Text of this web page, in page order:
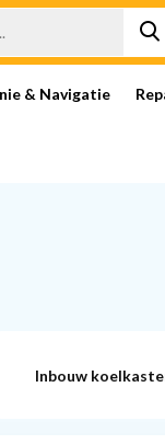
& Navigatie
Inbouw